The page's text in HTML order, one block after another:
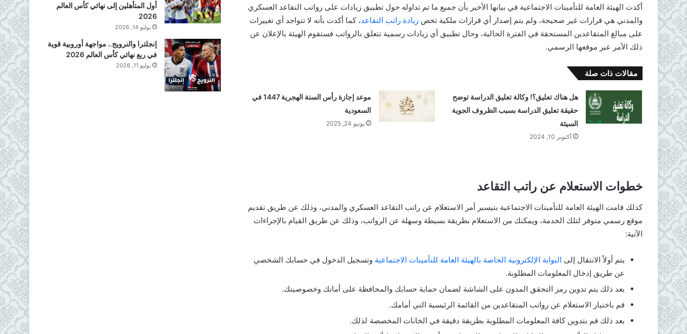
أكدت الهيئة العامة للتأمينات الاجتماعية في بيانها الأخير بأن جميع ما تم تداوله حول تطبيق زيادات على رواتب التقاعد العسكري
والمدني هي قرارات غير صحيحة، ولم يتم إصدار أي قرارات ملكية تخص زيادة راتب التقاعد، كما أكدت بأنه لا تتواجد أي تغييرات
على مبالغ المتقاعدين المستحقة في الفترة الحالية، وحال تطبيق أي زيادات رسمية تتعلق بالرواتب فستقوم الهيئة بالإعلان عن
ذلك الأمر عبر موقعها الرسمي.
مقالات ذات صلة
هل هناك تعليق؟! وكالة تعليق الدراسة توضح
حقيقة تعليق الدراسة بسبب الظروف الجوية
السيئة
أكتوبر 10, 2024
موعد إجازة رأس السنة الهجرية 1447 في
السعودية
يونيو 24, 2025
خطوات الاستعلام عن راتب التقاعد
كذلك قامت الهيئة العامة للتأمينات الاجتماعية بتيسير أمر الاستعلام عن راتب التقاعد العسكري والمدني، وذلك عن طريق تقديم
موقع رسمي متوفر لتلك الخدمة، ويمكنك من الاستعلام بطريقة بسيطة وسهلة عن الرواتب، وذلك عن طريق القيام بالإجراءات
الآتية:
يتم أولاً الانتقال إلى البوابة الإلكترونية الخاصة بالهيئة العامة للتأمينات الاجتماعية وتسجيل الدخول في حسابك الشخصي
عن طريق إدخال المعلومات المطلوبة.
بعد ذلك يتم تدوين رمز التحقق المدون على الشاشة لضمان حماية حسابك والمحافظة على أمانك وخصوصيتك.
قم باختيار الاستعلام عن رواتب المتقاعدين من القائمة الرئيسية التي أمامك.
بعد ذلك قم بتدوين كافة المعلومات المطلوبة بطريقة دقيقة في الخانات المخصصة لذلك.
أول المتأهلين إلى نهائي كأس العالم
2026
يوليو 14, 2026
إنجلترا والنرويج.. مواجهة أوروبية قوية
في ربع نهائي كأس العالم 2026
يوليو 11, 2026